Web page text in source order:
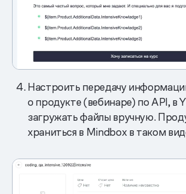
Настроить передачу
о продукте (вебинаре) по API, в
загружать файлы вручную.
храниться в Mindbox в таком